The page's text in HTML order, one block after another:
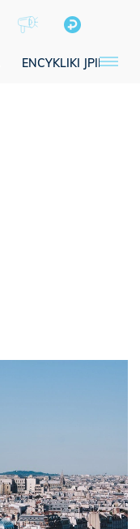
ENCYKLIKI JPII